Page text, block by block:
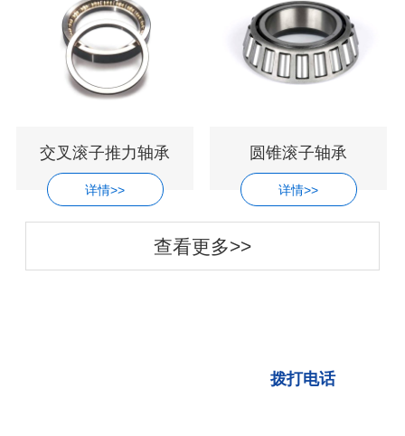
交叉滚子推力轴承
详情>>
圆锥滚子轴承
详情>>
查看更多>>
拨打电话